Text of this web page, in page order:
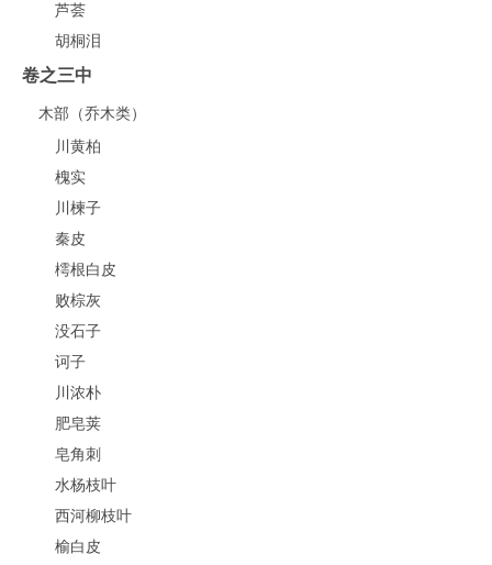
芦荟
胡桐泪
卷之三中
木部（乔木类）
川黄柏
槐实
川楝子
秦皮
樗根白皮
败棕灰
没石子
诃子
川浓朴
肥皂荚
皂角刺
水杨枝叶
西河柳枝叶
榆白皮